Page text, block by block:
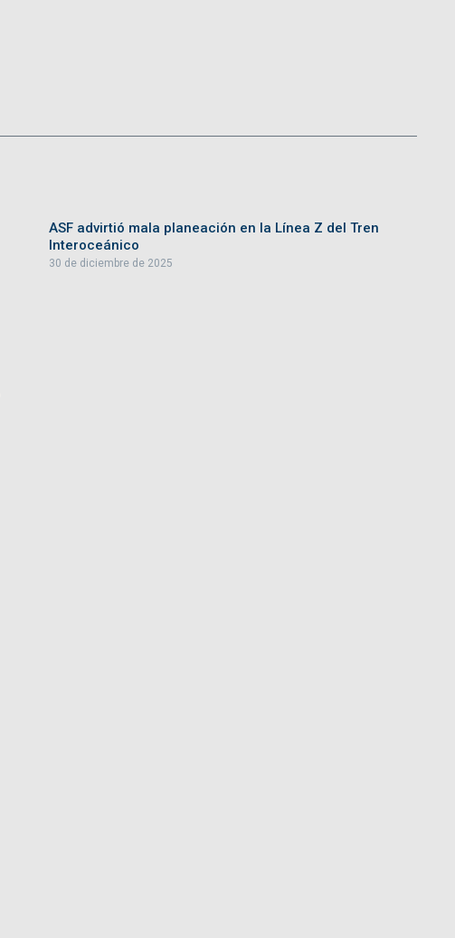
ASF advirtió mala planeación en la Línea Z del Tren
Interoceánico
30 de diciembre de 2025